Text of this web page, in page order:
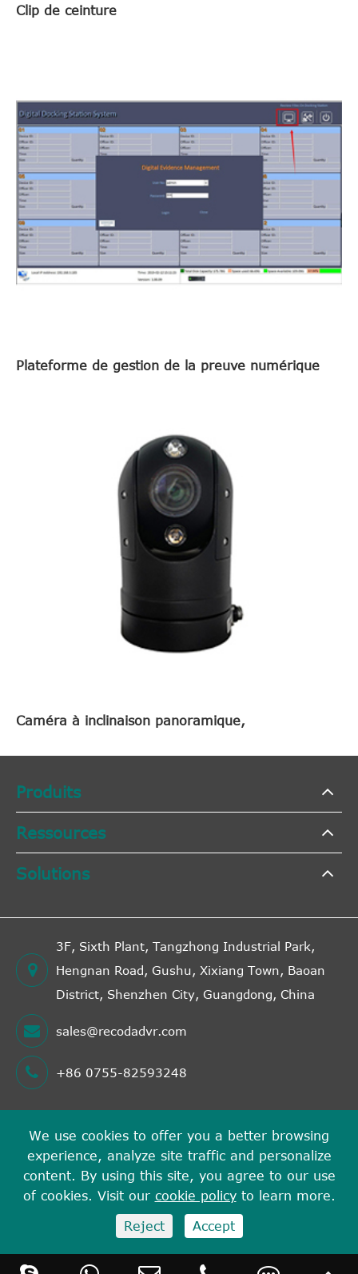
Clip de ceinture
Plateforme de gestion de la preuve numérique
Caméra à inclinaison panoramique,
Produits
Ressources
Solutions
3F, Sixth Plant, Tangzhong Industrial Park,
Hengnan Road, Gushu, Xixiang Town, Baoan
District, Shenzhen City, Guangdong, China
sales@recodadvr.com
+86 0755-82593248
Droit d'auteur©
Shenzhen RECODA Technologies LimitedTous droits
réservés.
We use cookies to offer you a better browsing
experience, analyze site traffic and personalize
content. By using this site, you agree to our use
of cookies. Visit our cookie policyto learn more.
Reject Accept